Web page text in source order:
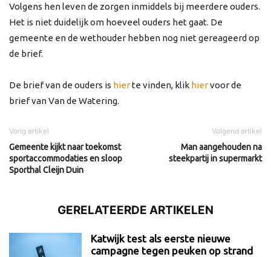
Volgens hen leven de zorgen inmiddels bij meerdere ouders.
Het is niet duidelijk om hoeveel ouders het gaat. De
gemeente en de wethouder hebben nog niet gereageerd op
de brief.
De brief van de ouders is hierte vinden, klik hiervoor de
brief van Van de Watering.
Vorig artikel
Gemeente kijkt naar toekomst
sportaccommodaties en sloop
Sporthal Cleijn Duin
Volgend artikel
Man aangehouden na
steekpartij in supermarkt
GERELATEERDE ARTIKELEN
Katwijk test als eerste nieuwe
campagne tegen peuken op strand